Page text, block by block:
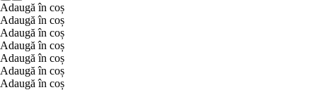
Adaugă în coș
Adaugă în coș
Adaugă în coș
Adaugă în coș
Adaugă în coș
Adaugă în coș
Adaugă în coș